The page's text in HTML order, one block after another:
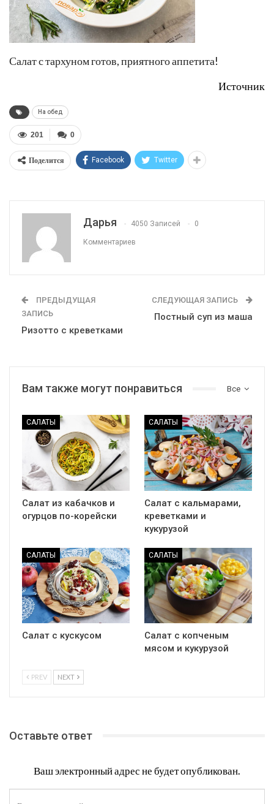
Салат с тархуном готов, приятного аппетита!
Источник
На обед
0
201
Поделится Facebook Twitter
Дарья 4050 Записей 0
Комментариев
ПРЕДЫДУЩАЯ
ЗАПИСЬ
Ризотто с креветками
СЛЕДУЮЩАЯ ЗАПИСЬ
Постный суп из маша
Все
Вам также могут понравиться
САЛАТЫ
Салат из кабачков и
огурцов по-корейски
САЛАТЫ
Салат с кальмарами,
креветками и
кукурузой
САЛАТЫ
Салат с кускусом
САЛАТЫ
Салат с копченым
мясом и кукурузой
PREV NEXT
Оставьте ответ
Ваш электронный адрес не будет опубликован.